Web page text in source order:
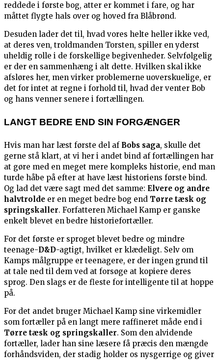
reddede i første bog, atter er kommet i fare, og har
måttet flygte hals over og hoved fra Blåbrønd.
Desuden lader det til, hvad vores helte heller ikke ved,
at deres ven, troldmanden Torsten, spiller en yderst
uheldig rolle i de forskellige begivenheder. Selvfølgelig
er der en sammenhæng i alt dette. Hvilken skal ikke
afsløres her, men virker problemerne uoverskuelige, er
det for intet at regne i forhold til, hvad der venter Bob
og hans venner senere i fortællingen.
LANGT BEDRE END SIN FORGÆNGER
Hvis man har læst første del af Bobs saga, skulle det
gerne stå klart, at vi her i andet bind af fortællingen har
at gøre med en meget mere kompleks historie, end man
turde håbe på efter at have læst historiens første bind.
Og lad det være sagt med det samme: Elvere og andre
halvtrolde er en meget bedre bog end Tørre tæsk og
springskaller. Forfatteren Michael Kamp er ganske
enkelt blevet en bedre historiefortæller.
For det første er sproget blevet bedre og mindre
teenage-D&D-agtigt, hvilket er klædeligt. Selv om
Kamps målgruppe er teenagere, er der ingen grund til
at tale ned til dem ved at forsøge at kopiere deres
sprog. Den slags er de fleste for intelligente til at hoppe
på.
For det andet bruger Michael Kamp sine virkemidler
som fortæller på en langt mere raffineret måde end i
Tørre tæsk og springskaller. Som den alvidende
fortæller, lader han sine læsere få præcis den mængde
forhåndsviden, der stadig holder os nysgerrige og giver